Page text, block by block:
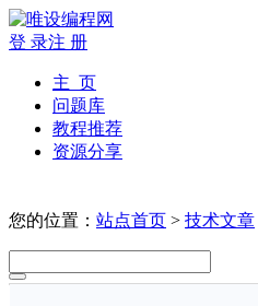
登 录注 册
主 页
问题库
教程推荐
资源分享
您的位置： 站点首页 > 技术文章